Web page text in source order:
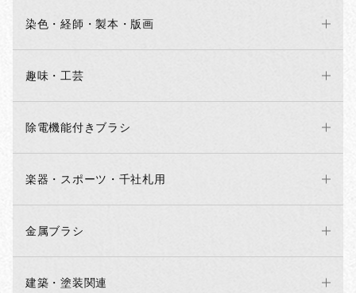
染色・経師・製本・版画
趣味・工芸
除電機能付きブラシ
楽器・スポーツ・千社札用
金属ブラシ
建築・塗装関連